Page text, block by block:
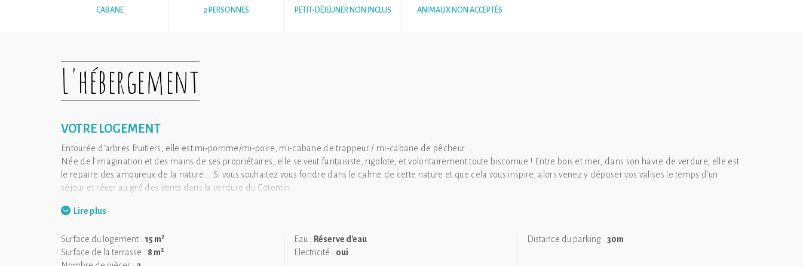
CABANE 2 PERSONNES PETIT-DÉJEUNER NON INCLUS ANIMAUX NON ACCEPTÉS
L'hébergement
VOTRE LOGEMENT
Entourée d'arbres fruitiers, elle est mi-pomme/mi-poire, mi-cabane de trappeur / mi-cabane de pêcheur...
Née de l'imagination et des mains de ses propriétaires, elle se veut fantaisiste, rigolote, et volontairement toute biscornue ! Entre bois et mer, dans son havre de verdure, elle est
le repaire des amoureux de la nature... Si vous souhaitez vous fondre dans le calme de cette nature et que cela vous inspire, alors venez y déposer vos valises le temps d'un
séjour et rêver au gré des vents dans la verdure du Cotentin.
Véritable cocon douillet qui allie simplicité et confort… Les cabanes du "P'tit Gris des Moulins" sont des autoconstructions conçues dans un esprit naturellement « éco-logique »,
Lire plus
Surface du logement : 15 m2
Surface de la terrasse : 8 m2
Eau : Réserve d'eau
Electricité : oui
Distance du parking : 30m